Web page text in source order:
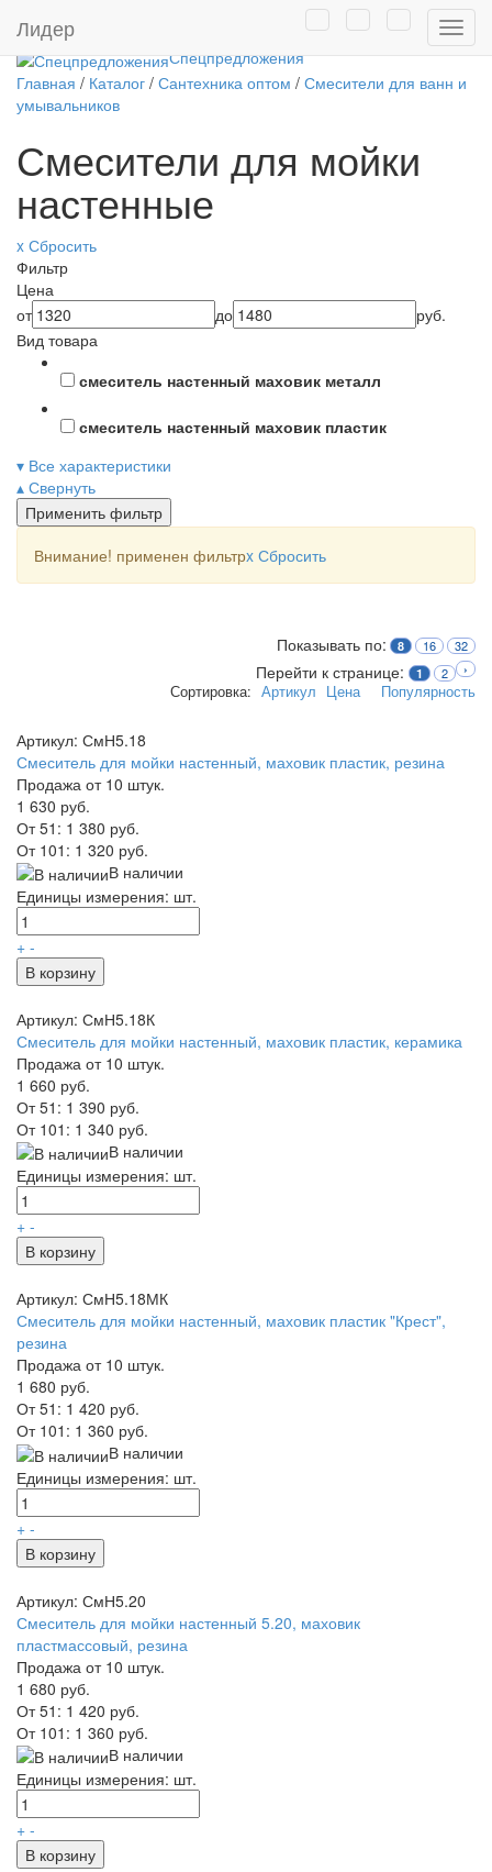
Лидер
Товары собственного
производства
Спецпредложения
Главная / Каталог / Сантехника оптом / Смесители для ванн и
умывальников
Смесители для мойки
настенные
x Сбросить
Фильтр
Цена
от
до
руб.
Вид товара
смеситель настенный маховик металл
смеситель настенный маховик пластик
▾ Все характеристики
▴ Свернуть
Применить фильтр
Внимание! применен фильтрx Сбросить
Показывать по: 8 16 32
Перейти к странице: 1 2 ›
Сортировка: Артикул Цена Популярность
Артикул: СмН5.18
Смеситель для мойки настенный, маховик пластик, резина
Продажа от 10 штук.
1 630 руб.
От 51: 1 380 руб.
От 101: 1 320 руб.
В наличии
Единицы измерения: шт.
+ -
В корзину
Артикул: СмН5.18К
Смеситель для мойки настенный, маховик пластик, керамика
Продажа от 10 штук.
1 660 руб.
От 51: 1 390 руб.
От 101: 1 340 руб.
В наличии
Единицы измерения: шт.
+ -
В корзину
Артикул: СмН5.18МК
Смеситель для мойки настенный, маховик пластик "Крест",
резина
Продажа от 10 штук.
1 680 руб.
От 51: 1 420 руб.
От 101: 1 360 руб.
В наличии
Единицы измерения: шт.
+ -
В корзину
Артикул: СмН5.20
Смеситель для мойки настенный 5.20, маховик
пластмассовый, резина
Продажа от 10 штук.
1 680 руб.
От 51: 1 420 руб.
От 101: 1 360 руб.
В наличии
Единицы измерения: шт.
+ -
В корзину